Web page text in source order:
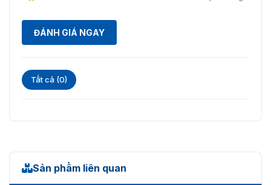
ĐÁNH GIÁ NGAY
Tất cả (0)
Sản phẩm liên quan